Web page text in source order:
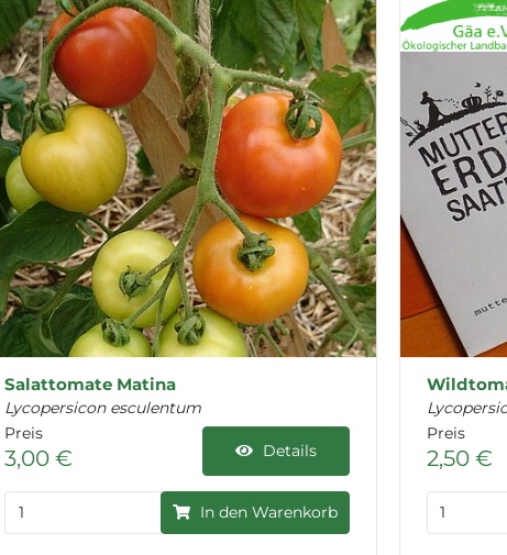
Salattomate Matina
Lycopersicon esculentum
Preis
3,00 € Details
In den Warenkorb
Preis
2,50 €